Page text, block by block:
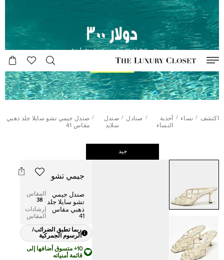
اكتشف / نساء /
أحذية
النساء
/ صنادل / صندل
سلايد
/ صندل جيمي تشو سايلا جلد ذهبي
مقاس 41
جيد
جيمي تشو
صندل جيمي
تشو سايلا جلد
ذهبي مقاس
41
المقاس
:
38
إرشادات
المقاس
ربما تطبق الضرائب/
الرسوم الجمركية
10+ متسوق أضافها إلى
قائمة أمنياته